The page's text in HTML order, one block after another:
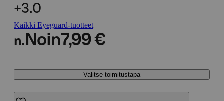
+3.0
Kaikki Eyeguard-tuotteet
n. Noin7,99 €
Valitse toimitustapa